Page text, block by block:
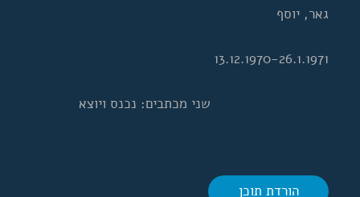
הורדת תוכן
שני מכתבים: נכנס ויוצא
13.12.1970-26.1.1971
גאר, יוסף